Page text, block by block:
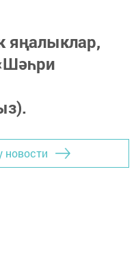
яңалыклар,
новости